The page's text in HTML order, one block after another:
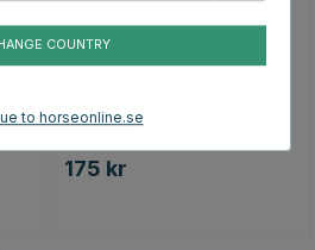
Tygelskydd Supafleece
175 kr
COUNTRY
to horseonline.se